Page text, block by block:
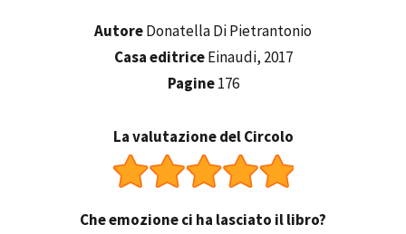
AutoreDonatella Di Pietrantonio
Casa editriceEinaudi, 2017
Pagine176
La valutazione del Circolo
Che emozione ci ha lasciato il libro?